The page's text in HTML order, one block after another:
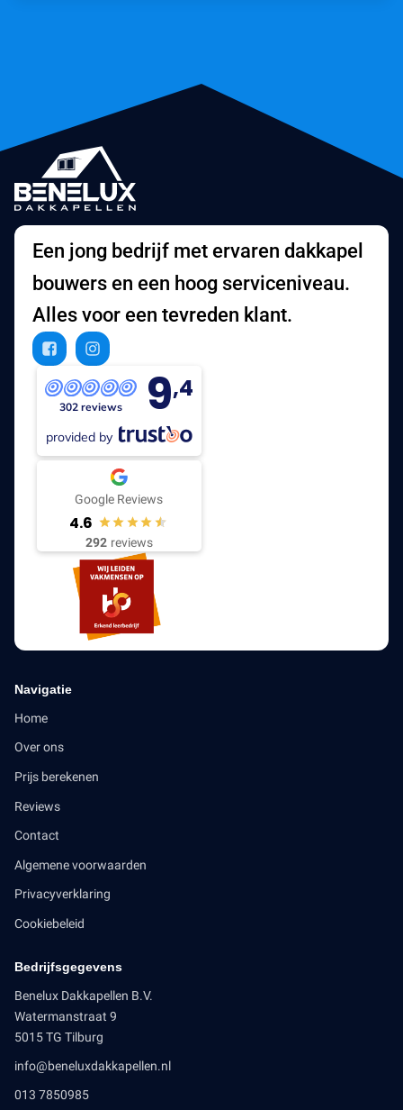
Een jong bedrijf met ervaren dakkapel
bouwers en een hoog serviceniveau.
Alles voor een tevreden klant.
302 reviews 9,4
provided by
Google Reviews
4.6
292 reviews
Navigatie
Home
Over ons
Prijs berekenen
Reviews
Contact
Algemene voorwaarden
Privacyverklaring
Cookiebeleid
Bedrijfsgegevens
Benelux Dakkapellen B.V.
Watermanstraat 9
5015 TG Tilburg
info@beneluxdakkapellen.nl
013 7850985